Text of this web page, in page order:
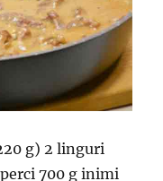
g) 2 linguri
700 g inimi